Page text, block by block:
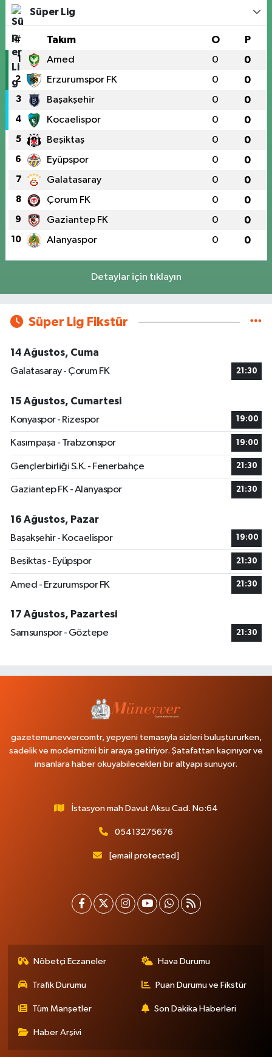
Süper Lig
# Takım O P
1 Amed 0 0
2 Erzurumspor FK 0 0
3 Başakşehir 0 0
4 Kocaelispor 0 0
5 Beşiktaş 0 0
6 Eyüpspor 0 0
7 Galatasaray 0 0
8 Çorum FK 0 0
9 Gaziantep FK 0 0
10 Alanyaspor 0 0
Detaylar için tıklayın
Süper Lig Fikstür
14 Ağustos, Cuma
Galatasaray - Çorum FK
21:30
15 Ağustos, Cumartesi
Konyaspor - Rizespor
19:00
Kasımpaşa - Trabzonspor 19:00
Gençlerbirliği S.K. - Fenerbahçe 21:30
Gaziantep FK - Alanyaspor 21:30
16 Ağustos, Pazar
Başakşehir - Kocaelispor
19:00
Beşiktaş - Eyüpspor 21:30
Amed - Erzurumspor FK 21:30
17 Ağustos, Pazartesi
Samsunspor - Göztepe
21:30
gazetemunevvercomtr, yepyeni temasıyla sizleri buluştururken,
sadelik ve modernizmi bir araya getiriyor. Şatafattan kaçınıyor ve
insanlara haber okuyabilecekleri bir altyapı sunuyor.
İstasyon mah Davut Aksu Cad. No:64
05413275676
[email protected]
Nöbetçi Eczaneler Hava Durumu
Trafik Durumu Puan Durumu ve Fikstür
Tüm Manşetler Son Dakika Haberleri
Haber Arşivi